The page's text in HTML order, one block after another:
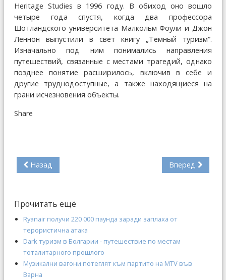
Heritage Studies в 1996 году. В обиход оно вошло
четыре года спустя, когда два профессора
Шотландского университета Малкольм Фоули и Джон
Леннон выпустили в свет книгу „Темный туризм“.
Изначально под ним понимались направления
путешествий, связанные с местами трагедий, однако
позднее понятие расширилось, включив в себе и
другие труднодоступные, а также находящиеся на
грани исчезновения объекты.
Share
Назад Вперед
Прочитать ещё
Ryanair получи 220 000 паунда заради заплаха от
терористична атака
Dark туризм в Болгарии - путешествие по местам
тоталитарного прошлого
Музикални вагони потеглят към партито на MTV във
Варна